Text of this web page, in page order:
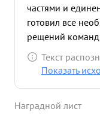
частями и
готовил все
рещений
вопросы
ис пользования
частям по
Текст
Показать
Наградной лист